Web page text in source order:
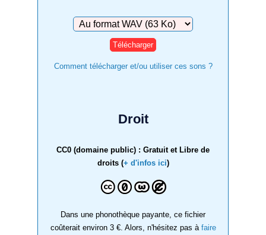
Télécharger
Comment télécharger et/ou utiliser ces sons ?
Droit
CC0 (domaine public) : Gratuit et Libre de
droits (+ d'infos ici)
Dans une phonothèque payante, ce fichier
coûterait environ 3 €. Alors, n'hésitez pas à faire